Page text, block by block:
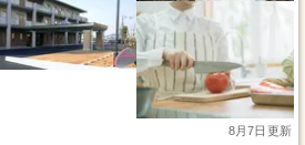
8月7日更新